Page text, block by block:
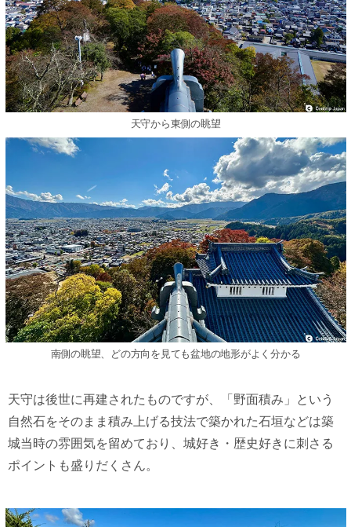
天守から東側の眺望
南側の眺望、どの方向を見ても盆地の地形がよく分かる
天守は後世に再建されたものですが、「野面積み」という
自然石をそのまま積み上げる技法で築かれた石垣などは築
城当時の雰囲気を留めており、城好き・歴史好きに刺さる
ポイントも盛りだくさん。